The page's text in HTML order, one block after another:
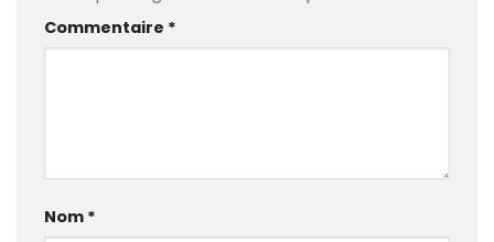
Commentaire *
Nom *